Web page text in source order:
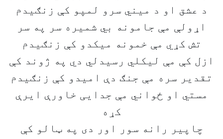
د عشق او د ميني سرو لمپو کې زنګيدم
اړولې مې جامونه بي شميره سر په سر
تش کړي مې خمونه ميکدو کې زنګيدم
ازل کې مې ليکلي رسيدلي دي په ژوند کې
تقدير سره مې جنګ دې اميدو کې زنګيدم
مستي او ځواني مې جدایی خاورې ايرې
کړه
چاپير رانه سور اور دی په ټالو کې